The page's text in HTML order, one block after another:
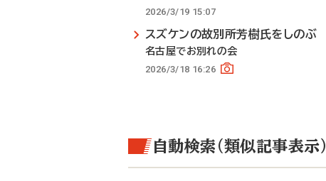
2026/3/19 15:07
スズケンの故別所芳樹氏をしのぶ
名古屋でお別れの会
2026/3/18 16:26
自動検索（類似記事表示）